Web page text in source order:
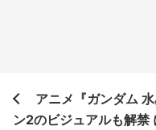
アニメ『ガンダム
ン2のビジュアルも解禁